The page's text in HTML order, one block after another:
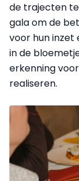
de trajecten
gala om de
voor hun inzet
in de
erkenning
realiseren.